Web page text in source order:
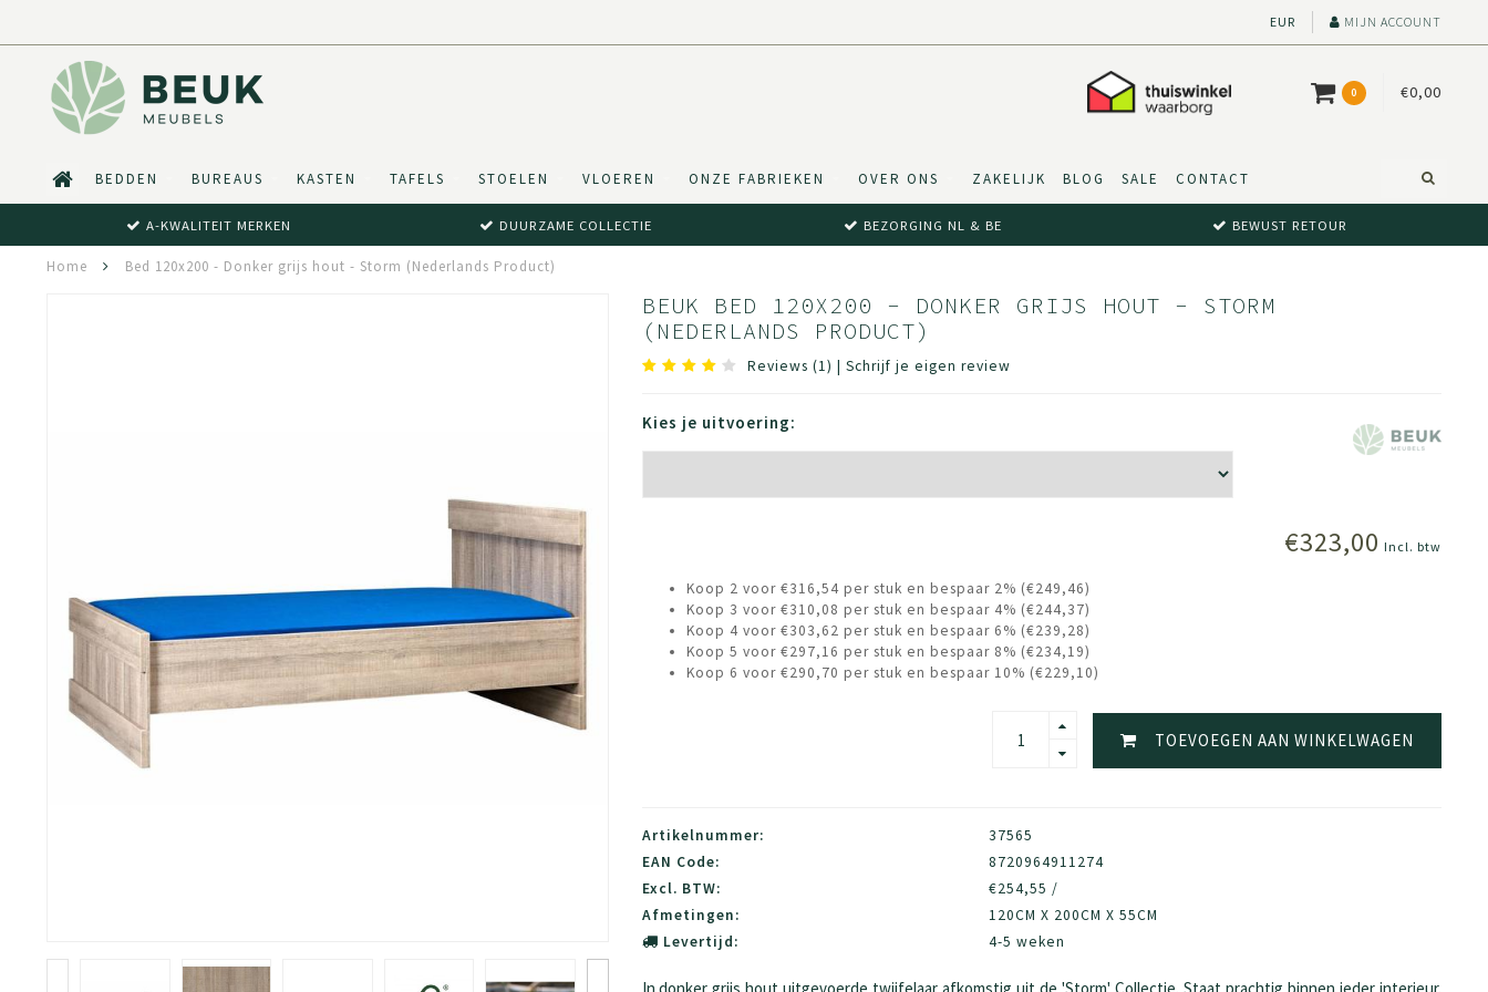
EUR MIJN ACCOUNT
0 €0,00
BEDDEN BUREAUS KASTEN TAFELS STOELEN VLOEREN ONZE FABRIEKEN OVER ONS ZAKELIJK BLOG SALE CONTACT
A-KWALITEIT MERKEN DUURZAME COLLECTIE BEZORGING NL & BE BEWUST RETOUR
Home Bed 120x200 - Donker grijs hout - Storm (Nederlands Product)
BEUK BED 120X200 - DONKER GRIJS HOUT - STORM
(NEDERLANDS PRODUCT)
Reviews (1) | Schrijf je eigen review
Kies je uitvoering:
€323,00 Incl. btw
Koop 2 voor €316,54 per stuk en bespaar 2% (€249,46)
Koop 3 voor €310,08 per stuk en bespaar 4% (€244,37)
Koop 4 voor €303,62 per stuk en bespaar 6% (€239,28)
Koop 5 voor €297,16 per stuk en bespaar 8% (€234,19)
Koop 6 voor €290,70 per stuk en bespaar 10% (€229,10)
TOEVOEGEN AAN WINKELWAGEN
Artikelnummer:
37565
EAN Code:
8720964911274
Excl. BTW:
€254,55 /
Afmetingen:
120CM X 200CM X 55CM
Levertijd:
4-5 weken